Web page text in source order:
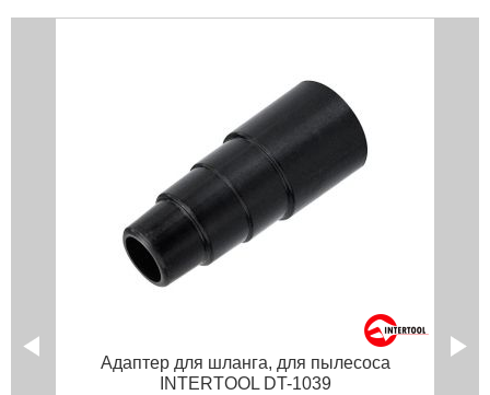
Адаптер для шланга, для пылесоса
INTERTOOL DT-1039